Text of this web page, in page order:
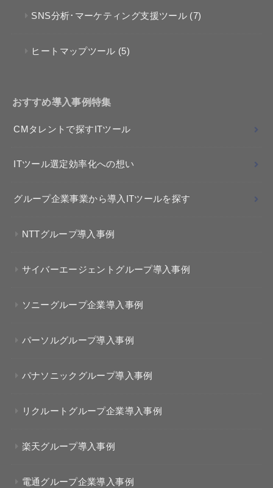
SNS分析･マーケティング支援ツール (7)
ヒートマップツール (5)
おすすめ導入事例特集
CMタレントで探すITツール
ITツール選定効率化への想い
グループ企業事業から導入ITツールを探す
NTTグループ導入事例
サイバーエージェントグループ導入事例
ソニーグループ企業導入事例
パーソルグループ導入事例
パナソニックグループ導入事例
リクルートグループ企業導入事例
楽天グループ導入事例
電通グループ企業導入事例